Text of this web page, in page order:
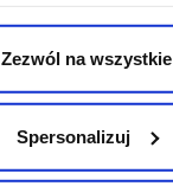
Zezwól na wszystkie
Spersonalizuj